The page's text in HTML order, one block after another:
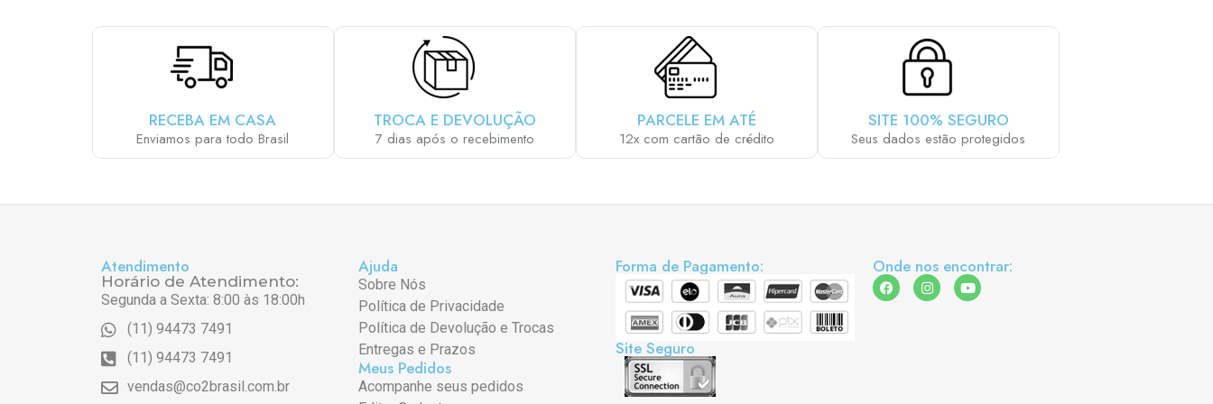
RECEBA EM CASA
Enviamos para todo Brasil
TROCA E DEVOLUÇÃO
7 dias após o recebimento
PARCELE EM ATÉ
12x com cartão de crédito
SITE 100% SEGURO
Seus dados estão protegidos
Atendimento
Horário de Atendimento:
Segunda a Sexta: 8:00 às 18:00h
(11) 94473 7491
(11) 94473 7491
vendas@co2brasil.com.br
Ajuda
Sobre Nós
Política de Privacidade
Política de Devolução e Trocas
Entregas e Prazos
Meus Pedidos
Acompanhe seus pedidos
Forma de Pagamento:
Site Seguro
Onde nos encontrar: